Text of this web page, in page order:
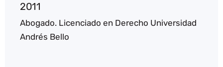
2011
Abogado. Licenciado en Derecho Universidad
Andrés Bello